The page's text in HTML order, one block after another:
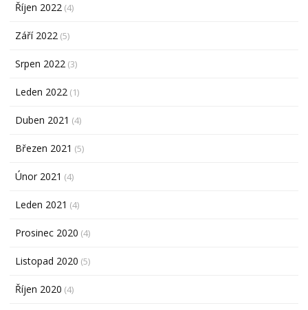
Říjen 2022 (4)
Září 2022 (5)
Srpen 2022 (3)
Leden 2022 (1)
Duben 2021 (4)
Březen 2021 (5)
Únor 2021 (4)
Leden 2021 (4)
Prosinec 2020 (4)
Listopad 2020 (5)
Říjen 2020 (4)